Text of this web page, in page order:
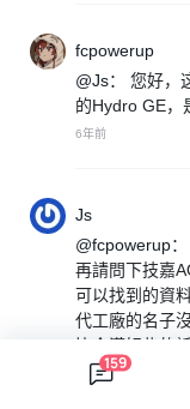
fcpowerup
@Js：
您好，
的Hydro GE，
6年前
Js
@fcpowerup：
再請問下技嘉
可以找到的資
代工廠的名子
比全漢好些的
6年前
159